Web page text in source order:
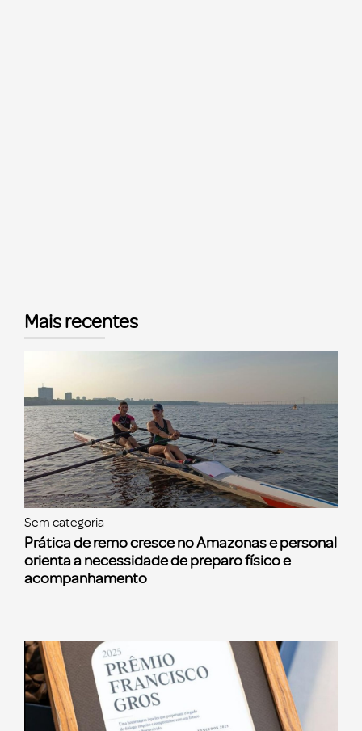
Mais recentes
Sem categoria
Prática de remo cresce no Amazonas e personal
orienta a necessidade de preparo físico e
acompanhamento